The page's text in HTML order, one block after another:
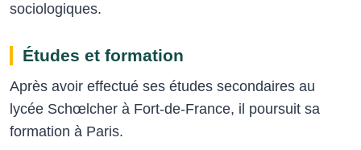
sociologiques.
Études et formation
Après avoir effectué ses études secondaires au
lycée Schœlcher à Fort-de-France, il poursuit sa
formation à Paris.